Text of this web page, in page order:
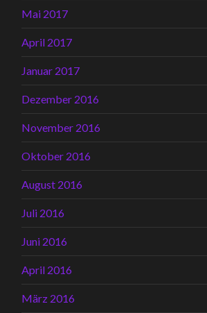
Mai 2017
April 2017
Januar 2017
Dezember 2016
November 2016
Oktober 2016
August 2016
Juli 2016
Juni 2016
April 2016
März 2016